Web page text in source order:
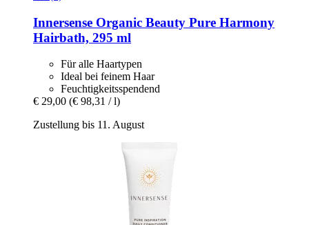
Innersense Organic Beauty Pure Harmony
Hairbath, 295 ml
Für alle Haartypen
Ideal bei feinem Haar
Feuchtigkeitsspendend
€ 29,00 (€ 98,31 / l)
Zustellung bis 11. August